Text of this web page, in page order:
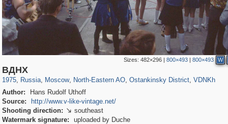
Sizes:482×296 |800×493 |800×493 W
ВДНХ
1975, Russia, Moscow
319,861
, North-Eastern AO, Ostankinsky District, VDNKh
Author:
Hans Rudolf Uthoff
Source:
http://www.v-like-vintage.net/
Shooting direction:  southeast
Watermark signature:
uploaded by Duche